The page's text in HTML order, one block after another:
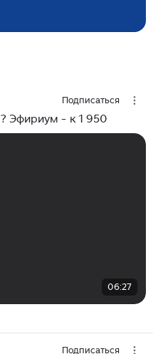
Подписаться
Эфириум - к 1 950
06:27
Подписаться